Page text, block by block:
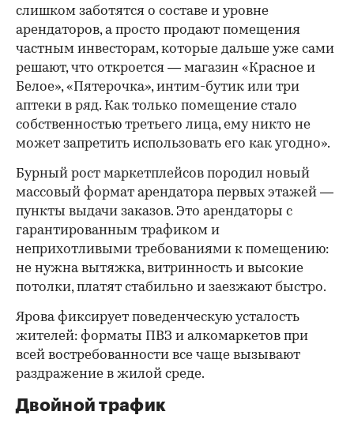
слишком заботятся о составе и уровне
арендаторов, а просто продают помещения
частным инвесторам, которые дальше уже сами
решают, что откроется — магазин «Красное и
Белое», «Пятерочка», интим-бутик или три
аптеки в ряд. Как только помещение стало
собственностью третьего лица, ему никто не
может запретить использовать его как угодно».
Бурный рост маркетплейсов породил новый
массовый формат арендатора первых этажей —
пункты выдачи заказов. Это арендаторы с
гарантированным трафиком и
неприхотливыми требованиями к помещению:
не нужна вытяжка, витринность и высокие
потолки, платят стабильно и заезжают быстро.
Ярова фиксирует поведенческую усталость
жителей: форматы ПВЗ и алкомаркетов при
всей востребованности все чаще вызывают
раздражение в жилой среде.
Двойной трафик